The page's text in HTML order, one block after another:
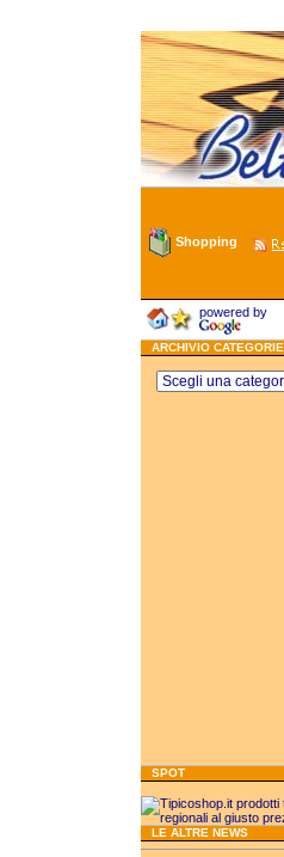
Shopping
powered by
ARCHIVIO CATEGORIE
SPOT
LE ALTRE NEWS